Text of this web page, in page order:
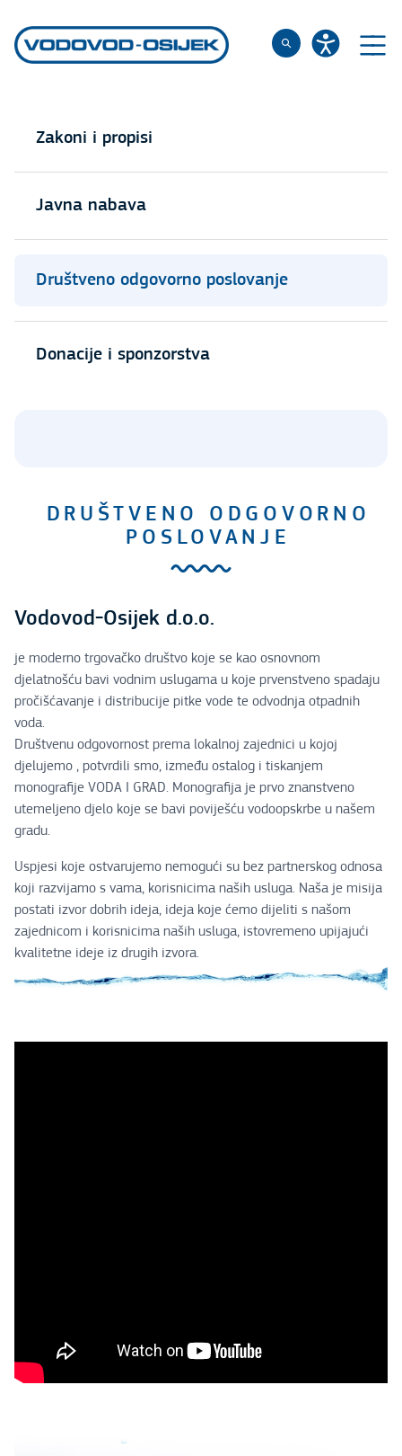
Zakoni i propisi
Javna nabava
Društveno odgovorno poslovanje
Donacije i sponzorstva
DRUŠTVENO ODGOVORNO
POSLOVANJE
Vodovod-Osijek d.o.o.
je moderno trgovačko društvo koje se kao osnovnom
djelatnošću bavi vodnim uslugama u koje prvenstveno spadaju
pročišćavanje i distribucije pitke vode te odvodnja otpadnih
voda.
Društvenu odgovornost prema lokalnoj zajednici u kojoj
djelujemo , potvrdili smo, između ostalog i tiskanjem
monografije VODA I GRAD. Monografija je prvo znanstveno
utemeljeno djelo koje se bavi poviješću vodoopskrbe u našem
gradu.
Uspjesi koje ostvarujemo nemogući su bez partnerskog odnosa
koji razvijamo s vama, korisnicima naših usluga. Naša je misija
postati izvor dobrih ideja, ideja koje ćemo dijeliti s našom
zajednicom i korisnicima naših usluga, istovremeno upijajući
kvalitetne ideje iz drugih izvora.